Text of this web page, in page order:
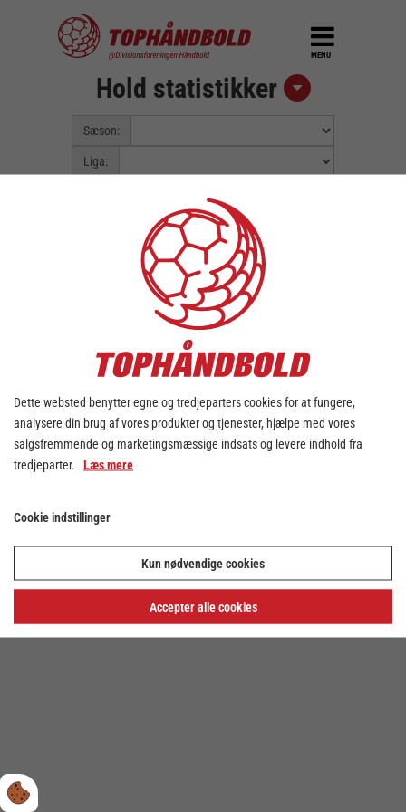
MENU
Hold statistikker
Sæson:
Liga:
Kunne ikke finde data for valgt
Privatlivs- og cookiepolitik
Dette websted benytter egne og tredjeparters cookies for at fungere,
analysere din brug af vores produkter og tjenester, hjælpe med vores
salgsfremmende og marketingsmæssige indsats og levere indhold fra
tredjeparter. Læs mere
Cookie indstillinger
Kun nødvendige cookies
Accepter alle cookies